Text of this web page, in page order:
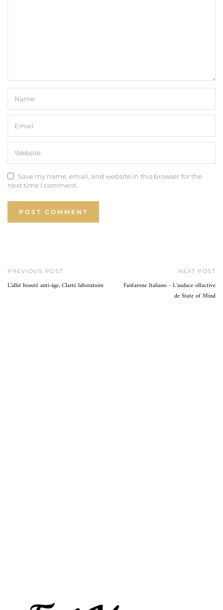
Save my name, email, and website in this browser for the
next time I comment.
PREVIOUS POST
L’allié beauté anti-âge, Clarté laboratoire
NEXT POST
Fanfarone Italiano - L'audace olfactive
de State of Mind